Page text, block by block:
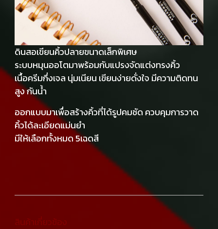
ดินสอเขียนคิ้วปลายขนาดเล็กพิเศษ
ระบบหมุนออโตมาพร้อมกับแปรงจัดแต่งทรงคิ้ว
เนื้อครีมกึ่งเจล นุ่มเนียน เขียนง่ายดั่งใจ มีความติดทน
สูง กันน้ำ
ออกแบบมาเพื่อสร้างคิ้วที่ได้รูปคมชัด ควบคุมการวาด
คิ้วได้ละเอียดแม่นยำ
มีให้เลือกทั้งหมด 5เฉดสี
สินค้าเกี่ยวข้อง